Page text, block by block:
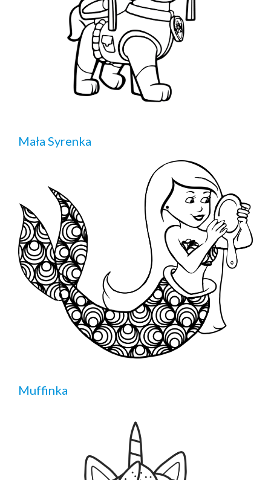
Mała Syrenka
Muffinka